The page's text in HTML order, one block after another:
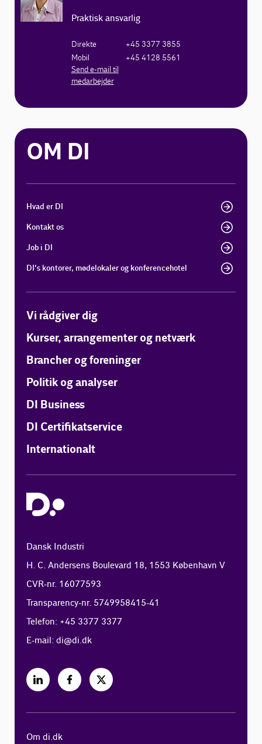
Praktisk ansvarlig
Direkte
+45 3377 3855
Mobil
+45 4128 5561
Send e-mail til
medarbejder
OM DI
Hvad er DI
Kontakt os
Job i DI
DI's kontorer, mødelokaler og konferencehotel
Vi rådgiver dig
Kurser, arrangementer og netværk
Brancher og foreninger
Politik og analyser
DI Business
DI Certifikatservice
Internationalt
Dansk Industri
H. C. Andersens Boulevard 18, 1553 København V
CVR-nr. 16077593
Transparency-nr. 5749958415-41
Telefon: +45 3377 3377
E-mail:di@di.dk
Om di.dk